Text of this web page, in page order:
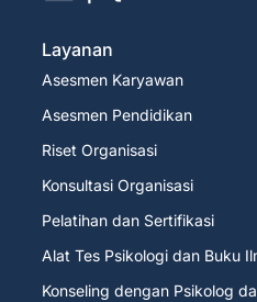
Layanan
Asesmen Karyawan
Asesmen Pendidikan
Riset Organisasi
Konsultasi Organisasi
Pelatihan dan Sertifikasi
Alat Tes Psikologi dan Buku
Konseling dengan Psikolog